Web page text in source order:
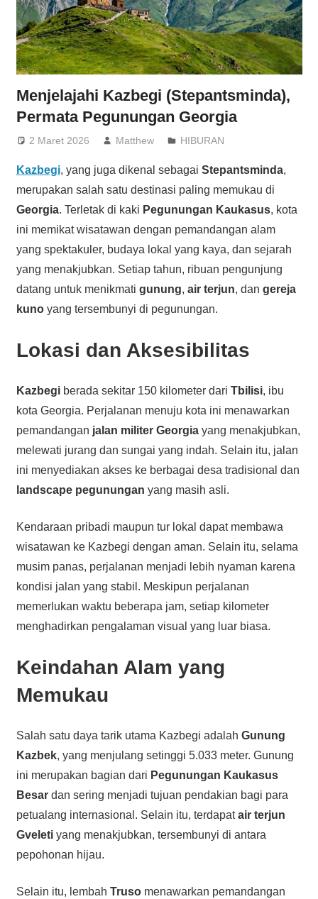
Menjelajahi Kazbegi (Stepantsminda),
Permata Pegunungan Georgia
2 Maret 2026 Matthew HIBURAN
Kazbegi, yang juga dikenal sebagai Stepantsminda,
merupakan salah satu destinasi paling memukau di
Georgia. Terletak di kaki Pegunungan Kaukasus, kota
ini memikat wisatawan dengan pemandangan alam
yang spektakuler, budaya lokal yang kaya, dan sejarah
yang menakjubkan. Setiap tahun, ribuan pengunjung
datang untuk menikmati gunung, air terjun, dan gereja
kunoyang tersembunyi di pegunungan.
Lokasi dan Aksesibilitas
Kazbegiberada sekitar 150 kilometer dari Tbilisi, ibu
kota Georgia. Perjalanan menuju kota ini menawarkan
pemandangan jalan militer Georgiayang menakjubkan,
melewati jurang dan sungai yang indah. Selain itu, jalan
ini menyediakan akses ke berbagai desa tradisional dan
landscape pegunungan yang masih asli.
Kendaraan pribadi maupun tur lokal dapat membawa
wisatawan ke Kazbegi dengan aman. Selain itu, selama
musim panas, perjalanan menjadi lebih nyaman karena
kondisi jalan yang stabil. Meskipun perjalanan
memerlukan waktu beberapa jam, setiap kilometer
menghadirkan pengalaman visual yang luar biasa.
Keindahan Alam yang
Memukau
Salah satu daya tarik utama Kazbegi adalah Gunung
Kazbek, yang menjulang setinggi 5.033 meter. Gunung
ini merupakan bagian dari Pegunungan Kaukasus
Besardan sering menjadi tujuan pendakian bagi para
petualang internasional. Selain itu, terdapatair terjun
Gveletiyang menakjubkan, tersembunyi di antara
pepohonan hijau.
Selain itu, lembah Trusomenawarkan pemandangan